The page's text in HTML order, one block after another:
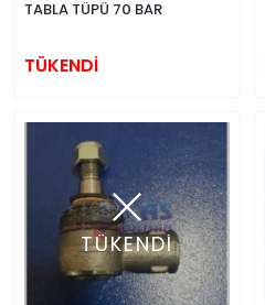
TABLA TÜPÜ 70 BAR
TÜKENDİ
TÜKENDİ